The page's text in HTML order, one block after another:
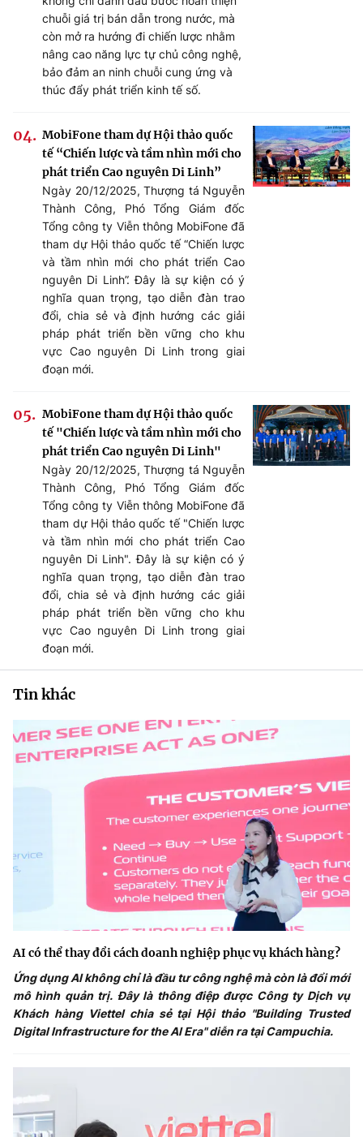
chuỗi giá trị bán dẫn trong nước, mà
còn mở ra hướng đi chiến lược nhằm
nâng cao năng lực tự chủ công nghệ,
bảo đảm an ninh chuỗi cung ứng và
thúc đẩy phát triển kinh tế số.
MobiFone tham dự Hội thảo quốc
tế “Chiến lược và tầm nhìn mới cho
phát triển Cao nguyên Di Linh”
Ngày 20/12/2025, Thượng tá Nguyễn
Thành Công, Phó Tổng Giám đốc
Tổng công ty Viễn thông MobiFone đã
tham dự Hội thảo quốc tế “Chiến lược
và tầm nhìn mới cho phát triển Cao
nguyên Di Linh”. Đây là sự kiện có ý
nghĩa quan trọng, tạo diễn đàn trao
đổi, chia sẻ và định hướng các giải
pháp phát triển bền vững cho khu
vực Cao nguyên Di Linh trong giai
đoạn mới.
MobiFone tham dự Hội thảo quốc
tế "Chiến lược và tầm nhìn mới cho
phát triển Cao nguyên Di Linh"
Ngày 20/12/2025, Thượng tá Nguyễn
Thành Công, Phó Tổng Giám đốc
Tổng công ty Viễn thông MobiFone đã
tham dự Hội thảo quốc tế "Chiến lược
và tầm nhìn mới cho phát triển Cao
nguyên Di Linh". Đây là sự kiện có ý
nghĩa quan trọng, tạo diễn đàn trao
đổi, chia sẻ và định hướng các giải
pháp phát triển bền vững cho khu
vực Cao nguyên Di Linh trong giai
đoạn mới.
Tin khác
AI có thể thay đổi cách doanh nghiệp phục vụ khách hàng?
Ứng dụng AI không chỉ là đầu tư công nghệ mà còn là đổi mới
mô hình quản trị. Đây là thông điệp được Công ty Dịch vụ
Khách hàng Viettel chia sẻ tại Hội thảo "Building Trusted
Digital Infrastructure for the AI Era" diễn ra tại Campuchia.